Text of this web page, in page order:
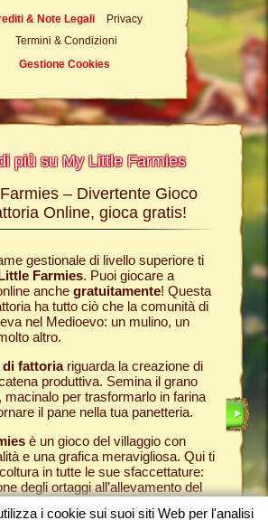
& Note Legali
Privacy
Termini & Condizioni
Gestione Cookies
più su My Little Farmies
– Divertente Gioco
Online, gioca gratis!
gestionale di livello superiore ti
Farmies. Puoi giocare a
anche gratuitamente! Questa
ha tutto ciò che la comunità di
nel Medioevo: un mulino, un
altro.
fattoriariguarda la creazione di
produttiva. Semina il grano
macinalo per trasformarlo in farina
il pane nella tua panetteria.
è un gioco del villaggio con
e una grafica meravigliosa. Qui ti
in tutte le sue sfaccettature:
degli ortaggi all’allevamento del
Tutto
nella
Per
nella
Come
ti
che
gran
creato
My
gioco
i cookie sui suoi siti Web per l'analisi